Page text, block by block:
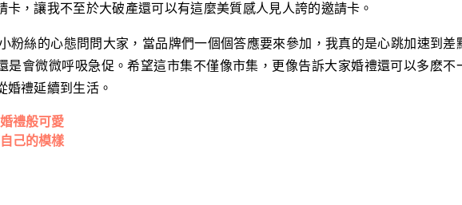
卡，讓我不至於大破產還可以有這麼美質感人見人誇的邀請卡。
粉絲的心態問問大家，當品牌們一個個答應要來參加，我真的是心跳加速到差
是會微微呼吸急促。希望這市集不僅像市集，更像告訴大家婚禮還可以多麽不
婚禮延續到生活。
禮般可愛
己的模樣